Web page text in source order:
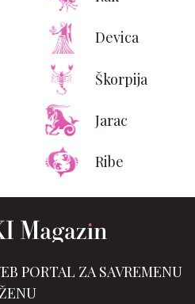
Devica
Škorpija
Jarac
Ribe
PORTAL ZA SAVREMENU